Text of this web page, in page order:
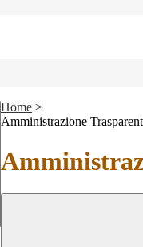
Home >
Amministrazione